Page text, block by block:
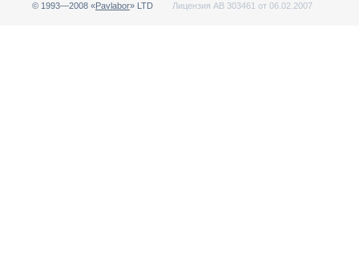
© 1993—2008 «Pavlabor» LTD Лицензия АВ 303461 от 06.02.2007